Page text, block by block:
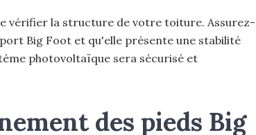
vérifier la structure de votre toiture. Assurez-
Big Foot et qu'elle présente une stabilité
photovoltaïque sera sécurisé et
des pieds Big